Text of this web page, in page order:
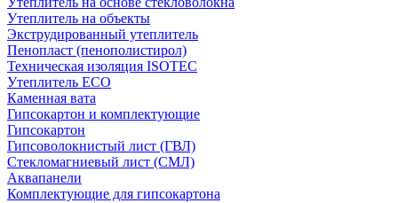
Утеплитель на объекты
Экструдированный утеплитель
Пенопласт (пенополистирол)
Техническая изоляция ISOTEC
Утеплитель ECO
Каменная вата
Гипсокартон и комплектующие
Гипсокартон
Гипсоволокнистый лист (ГВЛ)
Стекломагниевый лист (СМЛ)
Аквапанели
Комплектующие для гипсокартона